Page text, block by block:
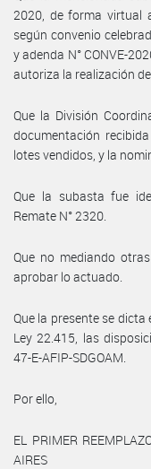
2020, de forma virtual
según convenio
y adenda N° CONVE-
autoriza la realización
Que la División
documentación
lotes vendidos, y la
Que la subasta fue
Remate N° 2320.
Que no mediando
aprobar lo actuado.
Que la presente se
Ley 22.415, las
47-E-AFIP-SDGOAM.
Por ello,
EL PRIMER
AIRES